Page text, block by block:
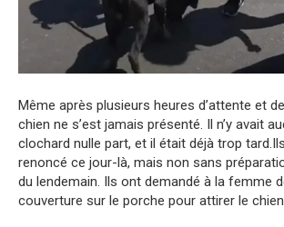
Même après plusieurs heures d’attente et
chien ne s’est jamais présenté. Il n’y avait
clochard nulle part, et il était déjà trop
renoncé ce jour-là, mais non sans
du lendemain. Ils ont demandé à la femme
couverture sur le porche pour attirer le